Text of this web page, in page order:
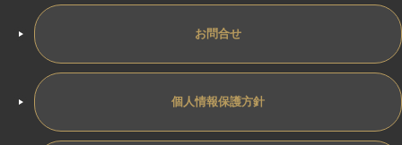
お問合せ
個人情報保護方針